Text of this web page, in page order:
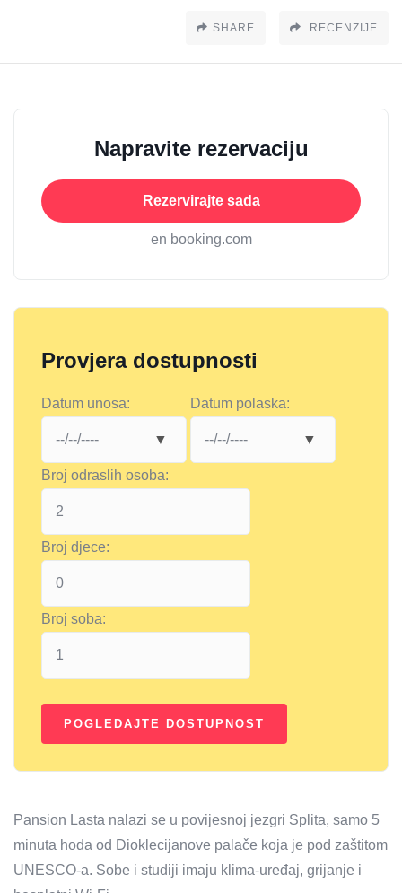
SHARE RECENZIJE
Napravite rezervaciju
Rezervirajte sada
en booking.com
Provjera dostupnosti
Datum unosa: Datum polaska:
Broj odraslih osoba:
Broj djece:
Broj soba:
Pansion Lasta nalazi se u povijesnoj jezgri Splita, samo 5
minuta hoda od Dioklecijanove palače koja je pod zaštitom
UNESCO-a. Sobe i studiji imaju klima-uređaj, grijanje i